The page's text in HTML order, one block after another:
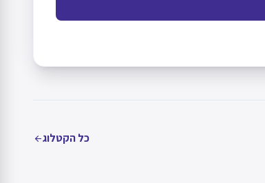
כל הקטלוגarrow_back